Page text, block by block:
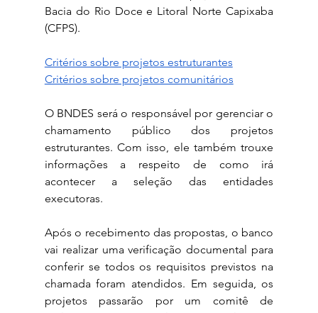
Bacia do Rio Doce e Litoral Norte Capixaba
(CFPS).
Critérios sobre projetos estruturantes
Critérios sobre projetos comunitários
O BNDES será o responsável por gerenciar o
chamamento público dos projetos
estruturantes. Com isso, ele também trouxe
informações a respeito de como irá
acontecer a seleção das entidades
executoras.
Após o recebimento das propostas, o banco
vai realizar uma verificação documental para
conferir se todos os requisitos previstos na
chamada foram atendidos. Em seguida, os
projetos passarão por um comitê de